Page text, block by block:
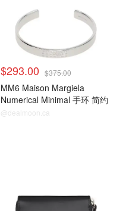
$293.00 $375.00
MM6 Maison Margiela
Numerical Minimal 手环 简约
@dealmoon.ca